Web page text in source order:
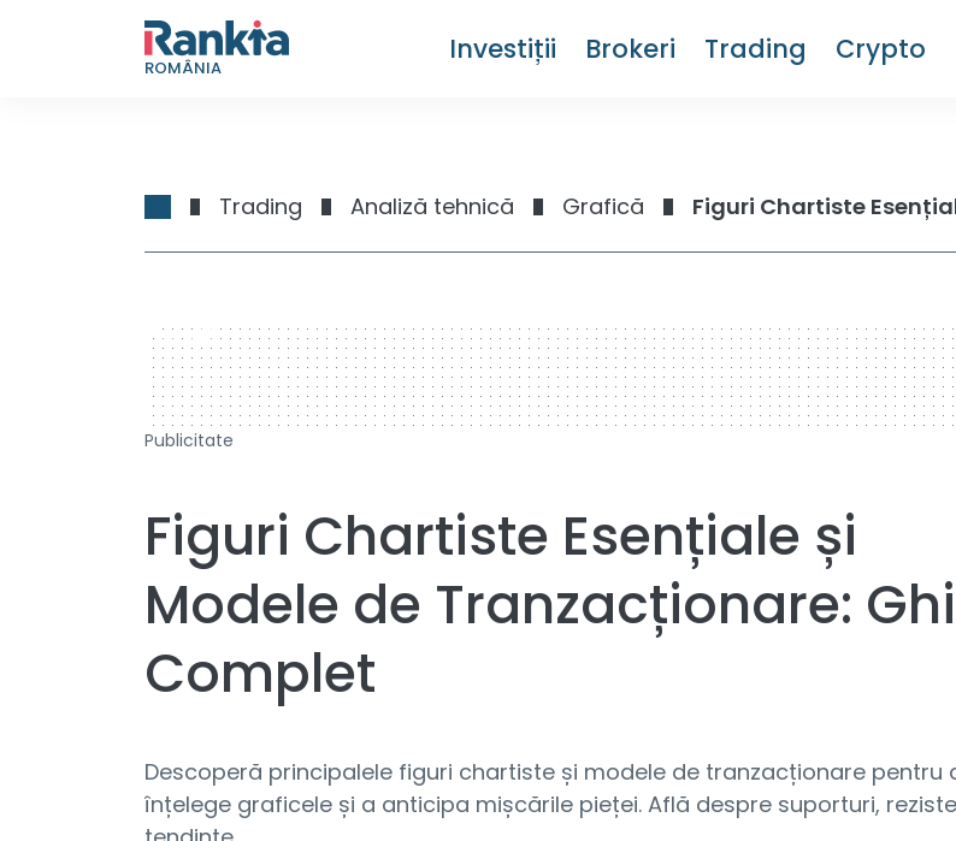
ROMÂNIA
Investiții Brokeri Trading Crypto
Trading Analiză tehnică Grafică Figuri Chartiste
728 x 90
Publicitate
Figuri Chartiste Esențiale și
Modele de Tranzacționare:
Complet
Descoperă principalele figuri chartiste și modele de tranzacționare pentru
înțelege graficele și a anticipa mișcările pieței. Află despre suporturi,